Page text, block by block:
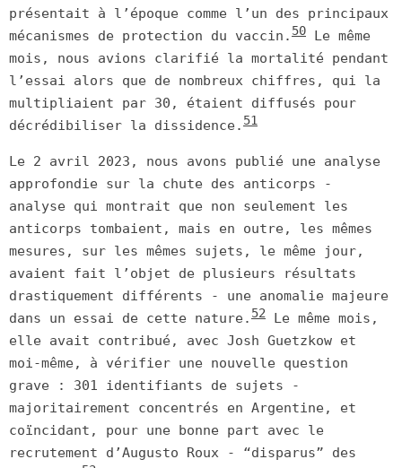
présentait à l’époque comme l’un des principaux
mécanismes de protection du vaccin. 50 Le même
mois, nous avions clarifié la mortalité pendant
l’essai alors que de nombreux chiffres, qui la
multipliaient par 30, étaient diffusés pour
décrédibiliser la dissidence. 51
Le 2 avril 2023, nous avons publié une analyse
approfondie sur la chute des anticorps -
analyse qui montrait que non seulement les
anticorps tombaient, mais en outre, les mêmes
mesures, sur les mêmes sujets, le même jour,
avaient fait l’objet de plusieurs résultats
drastiquement différents - une anomalie majeure
dans un essai de cette nature. 52
Le même mois,
elle avait contribué, avec Josh Guetzkow et
moi-même, à vérifier une nouvelle question
grave : 301 identifiants de sujets -
majoritairement concentrés en Argentine, et
coïncidant, pour une bonne part avec le
recrutement d’Augusto Roux - “disparus” des